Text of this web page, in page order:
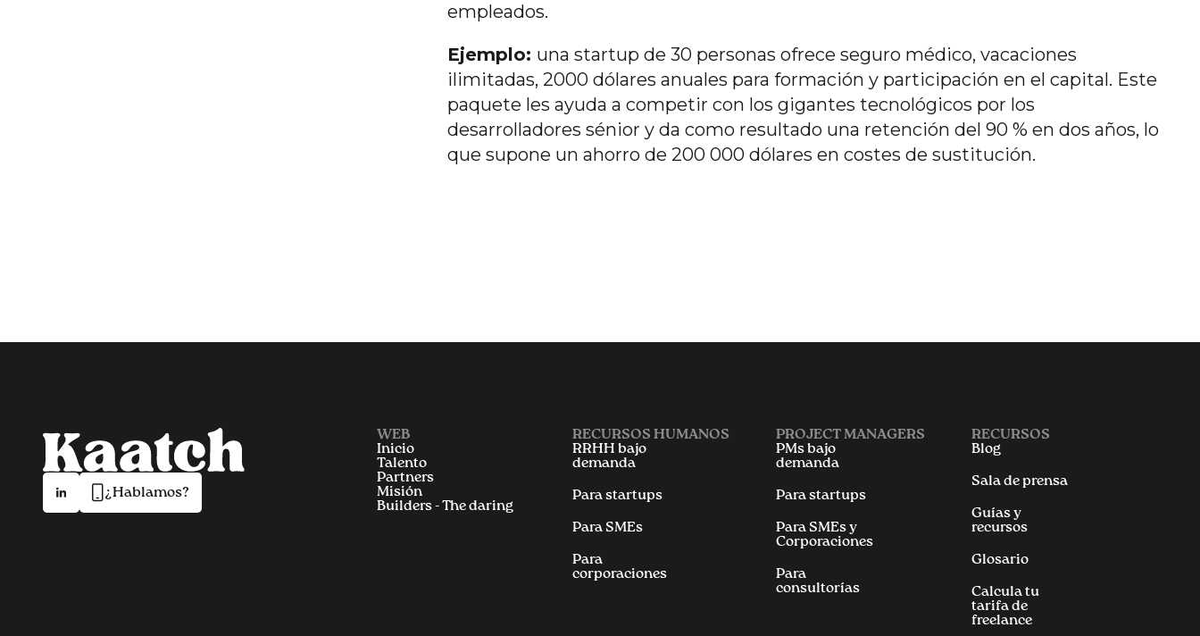
empleados.
Ejemplo: una startup de 30 personas ofrece seguro médico, vacaciones
ilimitadas, 2000 dólares anuales para formación y participación en el capital. Este
paquete les ayuda a competir con los gigantes tecnológicos por los
desarrolladores sénior y da como resultado una retención del 90 % en dos años, lo
que supone un ahorro de 200 000 dólares en costes de sustitución.
¿Hablamos?
WEB
Inicio
Talento
Partners
Misión
Builders - The daring
RECURSOS HUMANOS
RRHH bajo
demanda
Para startups
Para SMEs
Para
corporaciones
PROJECT MANAGERS
PMs bajo
demanda
Para startups
Para SMEs y
Corporaciones
Para
consultorías
RECURSOS
Blog
Sala de prensa
Guías y
recursos
Glosario
Calcula tu
tarifa de
freelance